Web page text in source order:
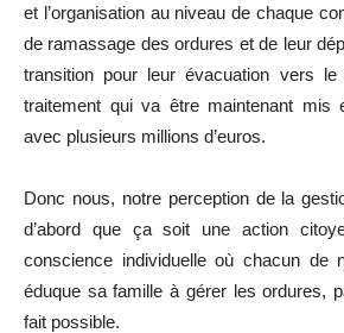
et l’organisation au niveau de chaque
de ramassage des ordures et de leur
transition pour leur évacuation vers
traitement qui va être maintenant mis
avec plusieurs millions d’euros.
Donc nous, notre perception de la
d’abord que ça soit une action
conscience individuelle où chacun de
éduque sa famille à gérer les ordures,
fait possible.